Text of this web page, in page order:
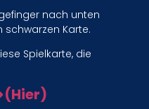
nach unten
Karte.
Spielkarte, die